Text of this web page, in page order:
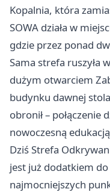
Kopalnia, która
SOWA działa w
gdzie przez ponad
Sama strefa ruszyła
dużym otwarciem
budynku dawnej
obronił – połączenie
nowoczesną
Dziś Strefa
jest już dodatkiem
najmocniejszych